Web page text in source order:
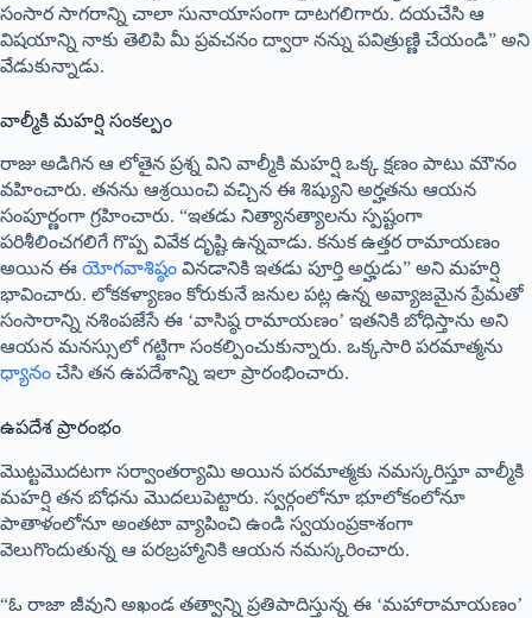
సంసార సాగరాన్ని చాలా సునాయాసంగా దాటగలిగారు. దయచేసి ఆ
విషయాన్ని నాకు తెలిపి మీ ప్రవచనం ద్వారా నన్ను పవిత్రుణ్ణి చేయండి” అని
వేడుకున్నాడు.
వాల్మీకి మహర్షి సంకల్పం
రాజు అడిగిన ఆ లోతైన ప్రశ్న విని వాల్మీకి మహర్షి ఒక్క క్షణం పాటు మౌనం
వహించారు. తనను ఆశ్రయించి వచ్చిన ఈ శిష్యుని అర్హతను ఆయన
సంపూర్ణంగా గ్రహించారు. “ఇతడు నిత్యానత్యాలను స్పష్టంగా
పరిశీలించగలిగే గొప్ప వివేక దృష్టి ఉన్నవాడు. కనుక ఉత్తర రామాయణం
అయిన ఈ యోగవాశిష్ఠం వినడానికి ఇతడు పూర్తి అర్హుడు” అని మహర్షి
భావించారు. లోకకళ్యాణం కోరుకునే జనుల పట్ల ఉన్న అవ్యాజమైన ప్రేమతో
సంసారాన్ని నశింపజేసే ఈ ‘వాసిష్ఠ రామాయణం’ ఇతనికి బోధిస్తాను అని
ఆయన మనస్సులో గట్టిగా సంకల్పించుకున్నారు. ఒక్కసారి పరమాత్మను
ధ్యానం చేసి తన ఉపదేశాన్ని ఇలా ప్రారంభించారు.
ఉపదేశ ప్రారంభం
మొట్టమొదటగా సర్వాంతర్యామి అయిన పరమాత్మకు నమస్కరిస్తూ వాల్మీకి
మహర్షి తన బోధను మొదలుపెట్టారు. స్వర్గంలోనూ భూలోకంలోనూ
పాతాళంలోనూ అంతటా వ్యాపించి ఉండి స్వయంప్రకాశంగా
వెలుగొందుతున్న ఆ పరబ్రహ్మానికి ఆయన నమస్కరించారు.
“ఓ రాజా జీవుని అఖండ తత్వాన్ని ప్రతిపాదిస్తున్న ఈ ‘మహారామాయణం’